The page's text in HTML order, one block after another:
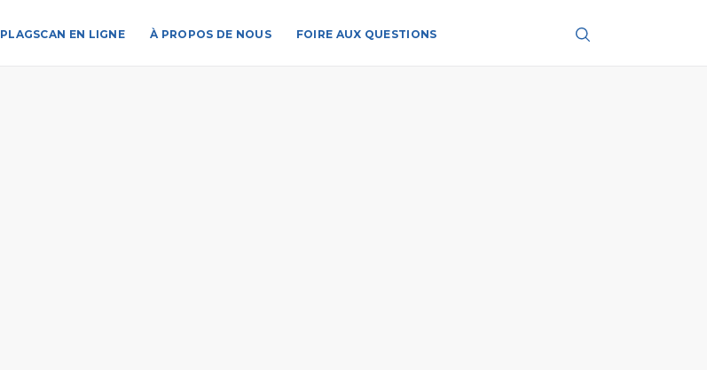
PLAGSCAN EN LIGNE À PROPOS DE NOUS FOIRE AUX QUESTIONS